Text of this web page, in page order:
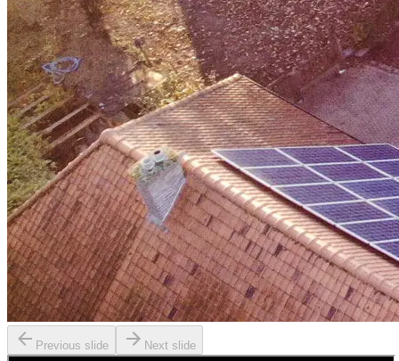
Previous slide Next slide